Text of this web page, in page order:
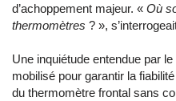
d’achoppement majeur. « Où
thermomètres ? »,
Une inquiétude entendue par
mobilisé pour garantir la
du thermomètre frontal sans